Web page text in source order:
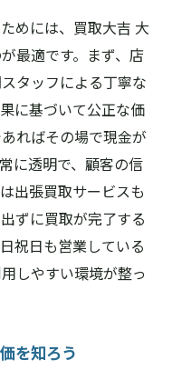
めには、買取大吉 大
最適です。まず、店
タッフによる丁寧な
に基づいて公正な価
ればその場で現金が
に透明で、顧客の信
出張買取サービスも
ずに買取が完了する
祝日も営業している
しやすい環境が整っ
を知ろう